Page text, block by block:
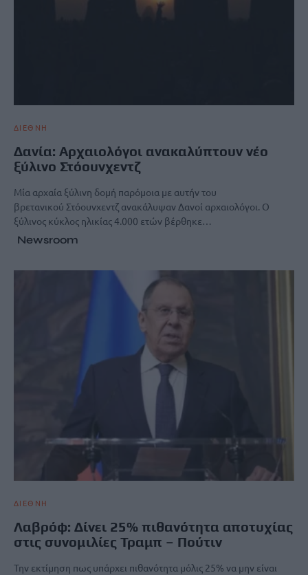
ΔΙΕΘΝΗ
Δανία: Αρχαιολόγοι ανακαλύπτουν νέο
ξύλινο Στόουνχεντζ
Μία αρχαία ξύλινη δομή παρόμοια με αυτήν του
βρετανικού Στόουνχεντζ ανακάλυψαν Δανοί αρχαιολόγοι. Ο
ξύλινος κύκλος ηλικίας 4.000 ετών βέρθηκε…
Newsroom
ΔΙΕΘΝΗ
Λαβρόφ: Δίνει 25% πιθανότητα αποτυχίας
στις συνομιλίες Τραμπ – Πούτιν
Την εκτίμηση πως υπάρχει πιθανότητα μόλις 25% να μην είναι